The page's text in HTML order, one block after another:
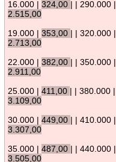
16.000 | 324,00 | | 290.000 |
2.515,00
19.000 | 353,00 | | 320.000 |
2.713,00
22.000 | 382,00 | | 350.000 |
2.911,00
25.000 | 411,00 | | 380.000 |
3.109,00
30.000 | 449,00 | | 410.000 |
3.307,00
35.000 | 487,00 | | 440.000 |
3.505,00